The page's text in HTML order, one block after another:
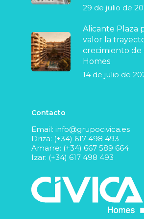
29 de julio de
Alicante Plaza
valor la
crecimiento de
Homes
14 de julio de
Contacto
Email: info@grupocivica.es
Driza: (+34) 617 498 493
Amarre: (+34) 667 589 664
Izar: (+34) 617 498 493